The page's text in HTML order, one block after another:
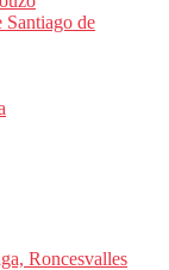
de
Roncesvalles